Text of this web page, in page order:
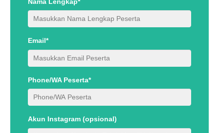
Email*
Phone/WA Peserta*
Akun Instagram (opsional)